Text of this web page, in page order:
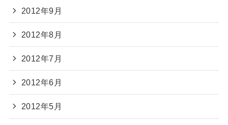
2012年9月
2012年8月
2012年7月
2012年6月
2012年5月